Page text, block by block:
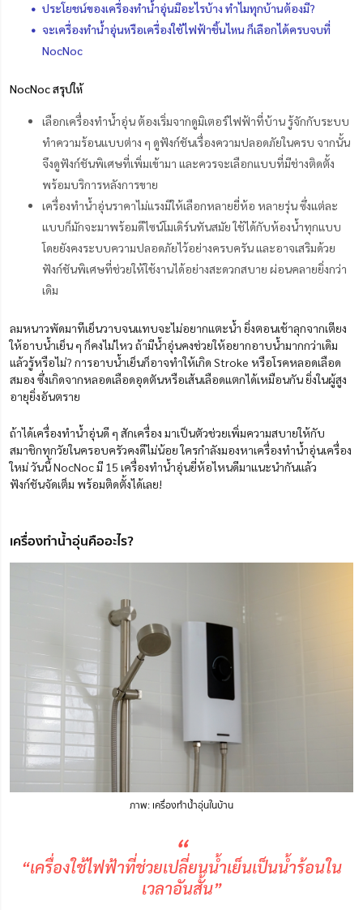
ประโยชน์ของเครื่องทำน้ำอุ่นมีอะไรบ้าง ทำไมทุกบ้านต้องมี?
จะเครื่องทำน้ำอุ่นหรือเครื่องใช้ไฟฟ้าชิ้นไหน ก็เลือกได้ครบจบที่
NocNoc
NocNoc สรุปให้
เลือกเครื่องทําน้ำอุ่น ต้องเริ่มจากดูมิเตอร์ไฟฟ้าที่บ้าน รู้จักกับระบบ
ทำความร้อนแบบต่าง ๆ ดูฟังก์ชันเรื่องความปลอดภัยในครบ จากนั้น
จึงดูฟังก์ชันพิเศษที่เพิ่มเข้ามา และควรจะเลือกแบบที่มีช่างติดตั้ง
พร้อมบริการหลังการขาย
เครื่องทำน้ำอุ่นราคาไม่แรงมีให้เลือกหลายยี่ห้อ หลายรุ่น ซึ่งแต่ละ
แบบก็มักจะมาพร้อมดีไซน์โมเดิร์นทันสมัย ใช้ได้กับห้องน้ำทุกแบบ
โดยยังคงระบบความปลอดภัยไว้อย่างครบครัน และอาจเสริมด้วย
ฟังก์ชันพิเศษที่ช่วยให้ใช้งานได้อย่างสะดวกสบาย ผ่อนคลายยิ่งกว่า
เดิม
ลมหนาวพัดมาทีเย็นวาบจนแทบจะไม่อยากแตะน้ำ ยิ่งตอนเช้าลุกจากเตียง
ให้อาบน้ำเย็น ๆ ก็คงไม่ไหว ถ้ามีน้ำอุ่นคงช่วยให้อยากอาบน้ำมากกว่าเดิม
แล้วรู้หรือไม่? การอาบน้ำเย็นก็อาจทำให้เกิด Stroke หรือโรคหลอดเลือด
สมอง ซึ่งเกิดจากหลอดเลือดอุดตันหรือเส้นเลือดแตกได้เหมือนกัน ยิ่งในผู้สูง
อายุยิ่งอันตราย
ถ้าได้เครื่องทำน้ำอุ่นดี ๆ สักเครื่อง มาเป็นตัวช่วยเพิ่มความสบายให้กับ
สมาชิกทุกวัยในครอบครัวคงดีไม่น้อย ใครกำลังมองหาเครื่องทำน้ำอุ่นเครื่อง
ใหม่ วันนี้ NocNoc มี 15 เครื่องทําน้ำอุ่นยี่ห้อไหนดีมาแนะนำกันแล้ว
ฟังก์ชันจัดเต็ม พร้อมติดตั้งได้เลย!
เครื่องทำน้ำอุ่นคืออะไร?
ภาพ: เครื่องทำน้ำอุ่นในบ้าน
“
“เครื่องใช้ไฟฟ้าที่ช่วยเปลี่ยนน้ำเย็นเป็นน้ำร้อนใน
เวลาอันสั้น”